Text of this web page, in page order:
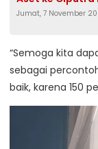
Keempat
Jumat, 7 November
“Semoga kita
sebagai
baik, karena 150